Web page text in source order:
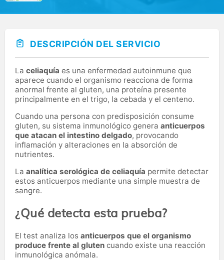
DESCRIPCIÓN DEL SERVICIO
La celiaquía es una enfermedad autoinmune que
aparece cuando el organismo reacciona de forma
anormal frente al gluten, una proteína presente
principalmente en el trigo, la cebada y el centeno.
Cuando una persona con predisposición consume
gluten, su sistema inmunológico genera anticuerpos
que atacan el intestino delgado, provocando
inflamación y alteraciones en la absorción de
nutrientes.
La analítica serológica de celiaquía permite detectar
estos anticuerpos mediante una simple muestra de
sangre.
¿Qué detecta esta prueba?
El test analiza los anticuerpos que el organismo
produce frente al gluten cuando existe una reacción
inmunológica anómala.